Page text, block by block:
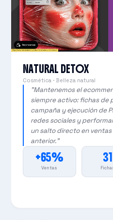
NATURAL DETOX
Cosmética · Belleza natural
"Mantenemos el
siempre activo: fichas de
campaña y ejecución de
redes sociales y
un salto directo en
anterior."
+65%
Ventas
31